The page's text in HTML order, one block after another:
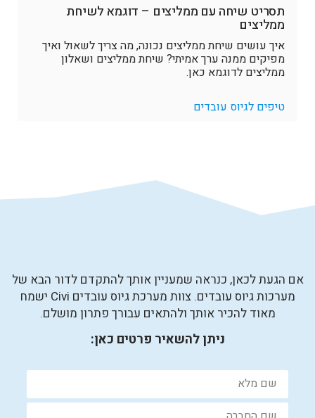
תסריט שיחה עם ממליצים – דוגמא לשיחת
ממליצים
איך עושים שיחת ממליצים נכונה, מה צריך לשאול ואיך
מפיקים ממנה ערך אמיתי? שיחת ממליצים ושאלון
ממליצים לדוגמא כאן.
טיפים לגיוס עובדים
אם הגעת לכאן, כנראה שמעניין אותך להתקדם לדור הבא של
מערכות גיוס עובדים. צוות מערכת גיוס עובדים Civi ישמח
מאוד להכיר אותך ולהתאים עבורך פתרון מושלם.
ניתן להשאיר פרטים כאן: